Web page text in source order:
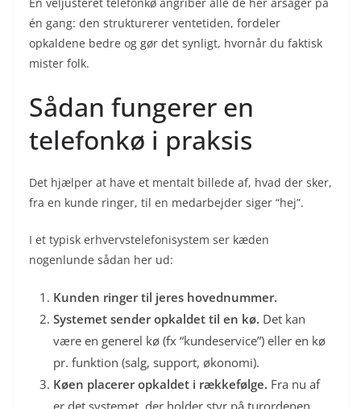
én gang: den strukturerer ventetiden, fordeler
opkaldene bedre og gør det synligt, hvornår du faktisk
mister folk.
Sådan fungerer en
telefonkø i praksis
Det hjælper at have et mentalt billede af, hvad der sker,
fra en kunde ringer, til en medarbejder siger “hej”.
I et typisk erhvervstelefonisystem ser kæden
nogenlunde sådan her ud:
Kunden ringer til jeres hovednummer.
Systemet sender opkaldet til en kø. Det kan
være en generel kø (fx “kundeservice”) eller en kø
pr. funktion (salg, support, økonomi).
Køen placerer opkaldet i rækkefølge. Fra nu af
er det systemet, der holder styr på turordenen.